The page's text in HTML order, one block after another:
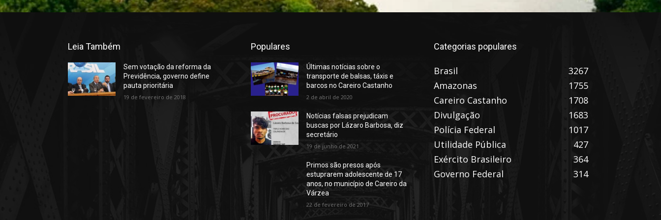
Leia Também
Sem votação da reforma da
Previdência, governo define
pauta prioritária
19 de fevereiro de 2018
Populares
Últimas notícias sobre o
transporte de balsas, táxis e
barcos no Careiro Castanho
2 de abril de 2020
Notícias falsas prejudicam
buscas por Lázaro Barbosa, diz
secretário
19 de junho de 2021
Primos são presos após
estuprarem adolescente de 17
anos, no município de Careiro da
Várzea
22 de fevereiro de 2017
Categorias populares
Brasil
3267
Amazonas
1755
Careiro Castanho
1708
Divulgação
1683
Polícia Federal
1017
Utilidade Pública
427
Exército Brasileiro
364
Governo Federal
314